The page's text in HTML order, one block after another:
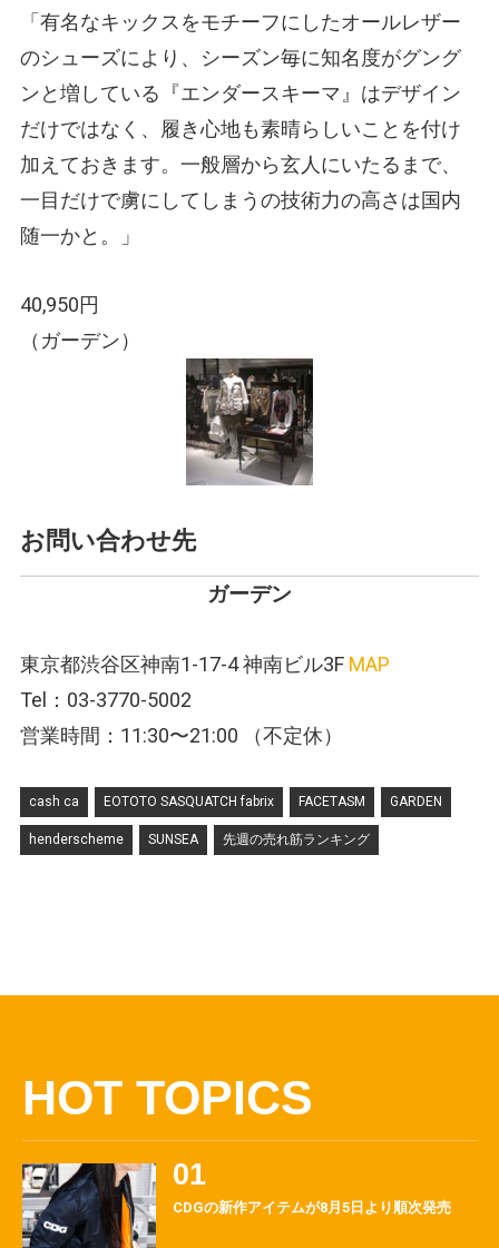
「有名なキックスをモチーフにしたオールレザー
のシューズにより、シーズン毎に知名度がグング
ンと増している『エンダースキーマ』はデザイン
だけではなく、履き心地も素晴らしいことを付け
加えておきます。一般層から玄人にいたるまで、
一目だけで虜にしてしまうの技術力の高さは国内
随一かと。」
40,950円
（ガーデン）
お問い合わせ先
ガーデン
東京都渋谷区神南1-17-4 神南ビル3F MAP
Tel：03-3770-5002
営業時間：11:30〜21:00 （不定休）
cash ca EOTOTO SASQUATCH fabrix FACETASM GARDEN
henderscheme SUNSEA 先週の売れ筋ランキング
HOT TOPICS
CDGの新作アイテムが8月5日より順次発売